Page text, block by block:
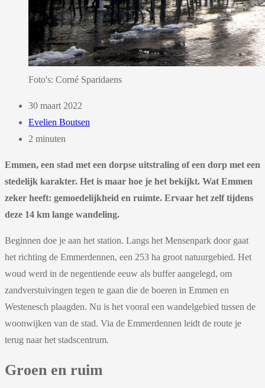
Foto's: Corné Sparidaens
30 maart 2022
Evelien Boutsen
2 minuten
Emmen, een stad met een dorpse uitstraling of een dorp met een
stedelijk karakter. Het is maar hoe je het bekijkt. Wat Emmen
zeker heeft: gemoedelijkheid en ruimte. Ervaar het zelf tijdens
deze 14 km lange wandeling.
Beginnen doe je aan het station. Langs het Mensenpark door gaat
het richting de Emmerdennen, een 253 ha groot natuurgebied. Het
woud werd in de negentiende eeuw als buffer aangelegd, om
zandverstuivingen tegen te gaan die de boeren in Emmen en
Westenesch plaagden. Nu is het vooral een wandelgebied tussen de
woonwijken van de stad. Via de Emmerdennen leidt de route je
terug naar het stadscentrum.
Groen en ruim